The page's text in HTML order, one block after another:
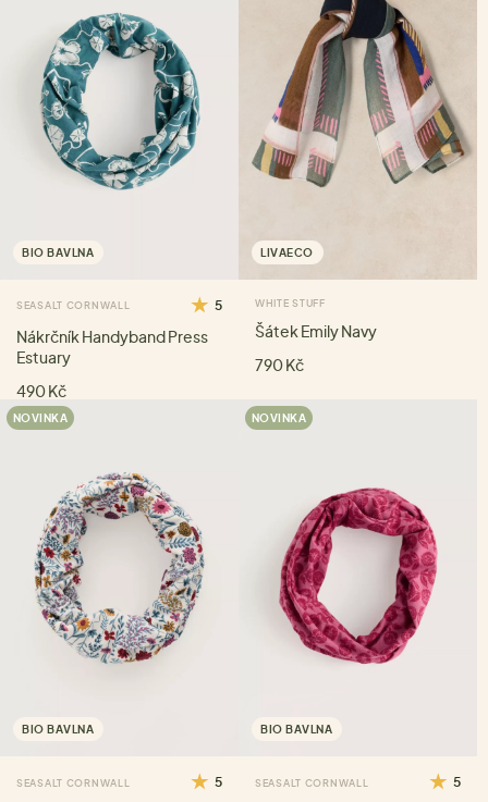
BIO BAVLNA
SEASALT CORNWALL 5
Nákrčník Handyband Press
Estuary
490 Kč
LIVAECO
WHITE STUFF
Šátek Emily Navy
790 Kč
NOVINKA
BIO BAVLNA
SEASALT CORNWALL 5
NOVINKA
BIO BAVLNA
SEASALT CORNWALL 5